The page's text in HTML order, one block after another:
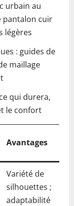
urbain au
pantalon cuir
légères
: guides de
maillage
qui durera,
le confort
Avantages
Variété de
silhouettes ;
adaptabilité